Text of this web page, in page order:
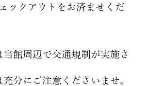
ックアウトをお済ませくだ
当館周辺で交通規制が実施さ
分にご注意くださいませ。